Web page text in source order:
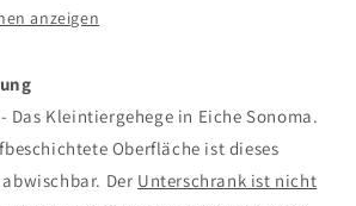
anzeigen
Kleintiergehege in Eiche Sonoma.
Oberfläche ist dieses
Der Unterschrank ist nicht